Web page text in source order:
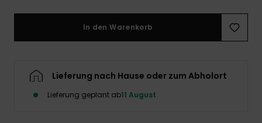
In den Warenkorb
Lieferung nach Hause oder zum Abholort
Lieferung geplant ab11 August